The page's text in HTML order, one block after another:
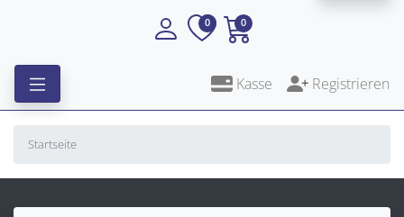
0 0
Kasse Registrieren
Startseite